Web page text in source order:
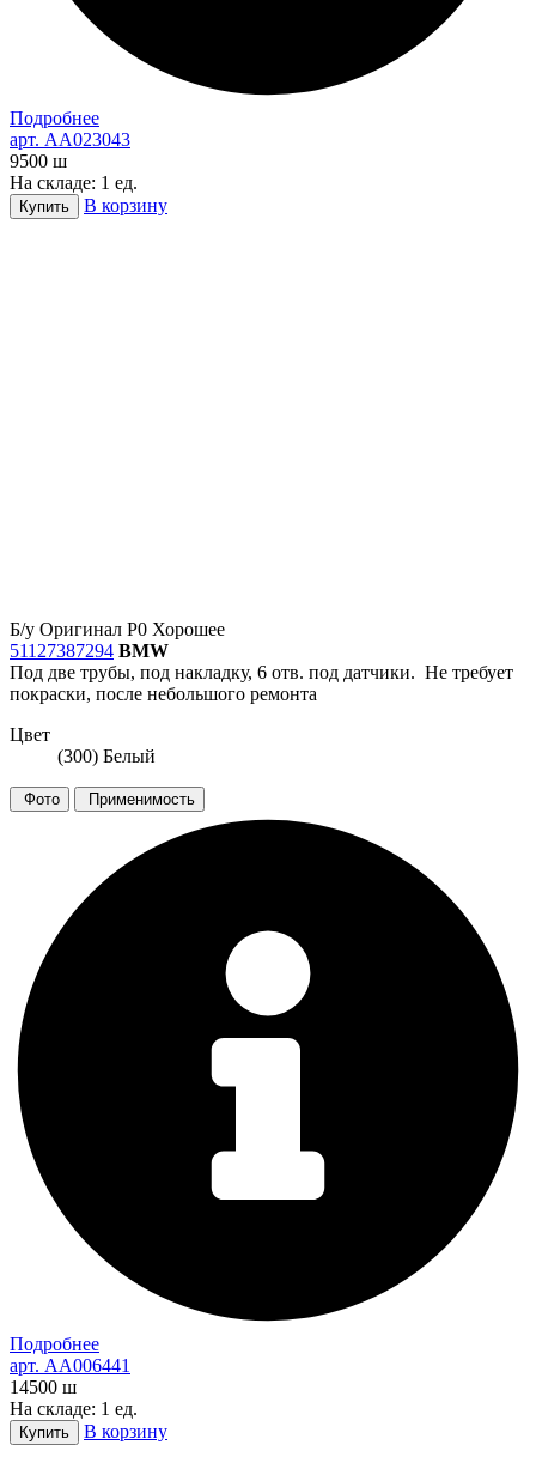
Подробнее
арт. AA023043
9500 ш
На складе: 1 ед.
Купить В корзину
Б/у Оригинал Р0 Хорошее
51127387294 BMW
Под две трубы, под накладку, 6 отв. под датчики. Не требует
покраски, после небольшого ремонта
Цвет
(300) Белый
Фото Применимость
Подробнее
арт. AA006441
14500 ш
На складе: 1 ед.
Купить В корзину